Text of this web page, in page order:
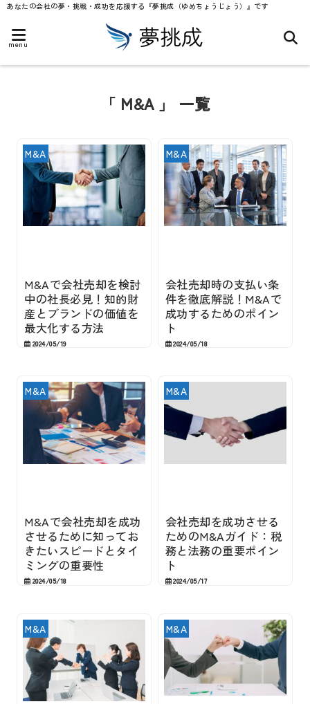
あなたの会社の夢・挑戦・成功を応援する『夢挑成（ゆめちょうじょう）』です
menu
「 M&A 」 一覧
M&A
M&Aで会社売却を検討
中の社長必見！知的財
産とブランドの価値を
最大化する方法
2024/05/19
M&A
会社売却時の支払い条
件を徹底解説！M&Aで
成功するためのポイン
ト
2024/05/18
M&A
M&Aで会社売却を成功
させるために知ってお
きたいスピードとタイ
ミングの重要性
2024/05/18
M&A
会社売却を成功させる
ためのM&Aガイド：税
務と法務の重要ポイン
ト
2024/05/17
M&A M&A